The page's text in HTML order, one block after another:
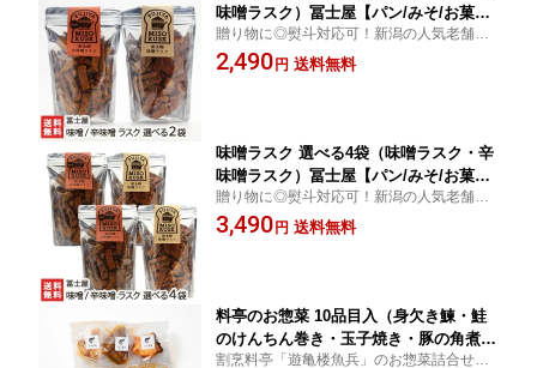
味噌ラスク）冨士屋【パン/みそ/お菓子/
新潟土産】【お土産/手土産/プレゼント/
ギフトに！贈り物】【送料無料】 お中
贈り物に◎熨斗対応可！新潟の人気老舗パ
ン屋「冨士屋」がお届けする「味噌ラス
ク」「辛味噌ラスク」。カリカリの食感と
2,490 円 送料無料
味噌ラスク 選べる4袋（味噌ラスク・辛
味噌ラスク）冨士屋【パン/みそ/お菓子/
新潟土産】【お土産/手土産/プレゼント/
ギフトに！贈り物】【送料無料】 お中
贈り物に◎熨斗対応可！新潟の人気老舗パ
ン屋「冨士屋」がお届けする「味噌ラス
ク」「辛味噌ラスク」。カリカリの食感と
3,490 円 送料無料
料亭のお惣菜 10品目入（身欠き鰊・鮭
のけんちん巻き・玉子焼き・豚の角煮・
鮭の味噌漬け・筑前煮・卯の花・ひじ
割烹料亭「遊亀楼魚兵」のお惣菜詰合せで